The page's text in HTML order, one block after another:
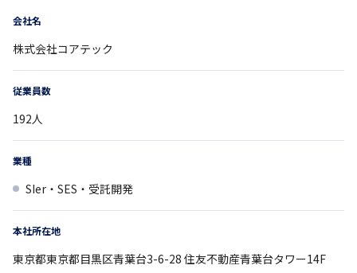
会社名
株式会社コアテック
従業員数
192人
業種
SIer・SES・受託開発
本社所在地
東京都東京都目黒区青葉台3-6-28 住友不動産青葉台タワー14F